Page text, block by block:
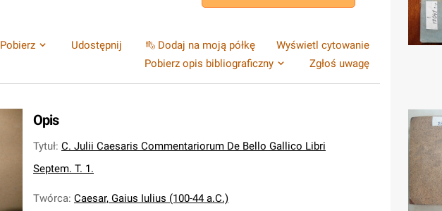
Pobierz Udostępnij Dodaj na moją półkę
Wyświetl cytowanie
Pobierz opis bibliograficzny
Zgłoś uwagę
Opis
Tytuł: C. Julii Caesaris Commentariorum De Bello Gallico Libri
Septem. T. 1.
Twórca: Caesar, Gaius Iulius (100-44 a.C.)